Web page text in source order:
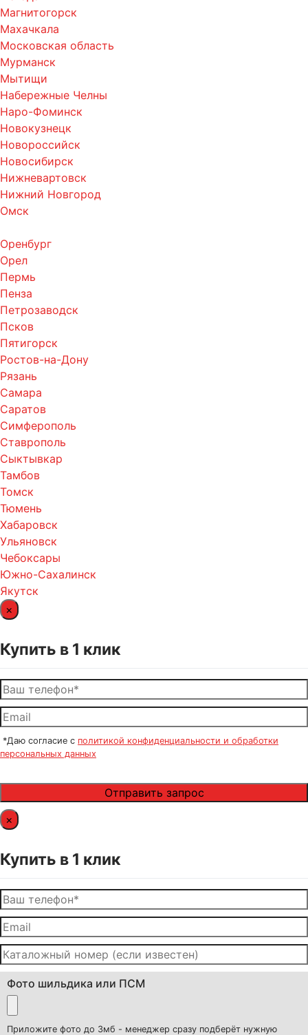
Магнитогорск
Махачкала
Московская область
Мурманск
Мытищи
Набережные Челны
Наро-Фоминск
Новокузнецк
Новороссийск
Новосибирск
Нижневартовск
Нижний Новгород
Омск
Оренбург
Орел
Пермь
Пенза
Петрозаводск
Псков
Пятигорск
Ростов-на-Дону
Рязань
Самара
Саратов
Симферополь
Ставрополь
Сыктывкар
Тамбов
Томск
Тюмень
Хабаровск
Ульяновск
Чебоксары
Южно-Сахалинск
Якутск
×
Купить в 1 клик
*Даю согласие с политикой конфиденциальности и обработки
персональных данных
×
Купить в 1 клик
Фото шильдика или ПСМ
Приложите фото до 3мб - менеджер сразу подберёт нужную